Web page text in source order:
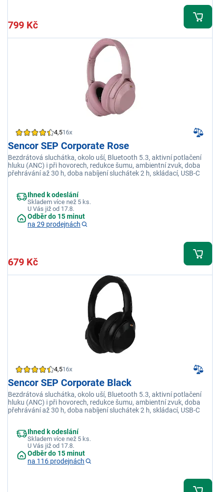
799 Kč
4,516x
Sencor SEP Corporate Rose
Bezdrátová sluchátka, okolo uší, Bluetooth 5.3, aktivní potlačení
hluku (ANC) i při hovorech, redukce šumu, ambientní zvuk, doba
přehrávání až 30 h, doba nabíjení sluchátek 2 h, skládací, USB-C
Ihned k odeslání
Skladem více než 5 ks.
U Vás již od 17.8.
Odběr do 15 minut
na 29 prodejnách
679 Kč
4,516x
Sencor SEP Corporate Black
Bezdrátová sluchátka, okolo uší, Bluetooth 5.3, aktivní potlačení
hluku (ANC) i při hovorech, redukce šumu, ambientní zvuk, doba
přehrávání až 30 h, doba nabíjení sluchátek 2 h, skládací, USB-C
Ihned k odeslání
Skladem více než 5 ks.
U Vás již od 17.8.
Odběr do 15 minut
na 116 prodejnách